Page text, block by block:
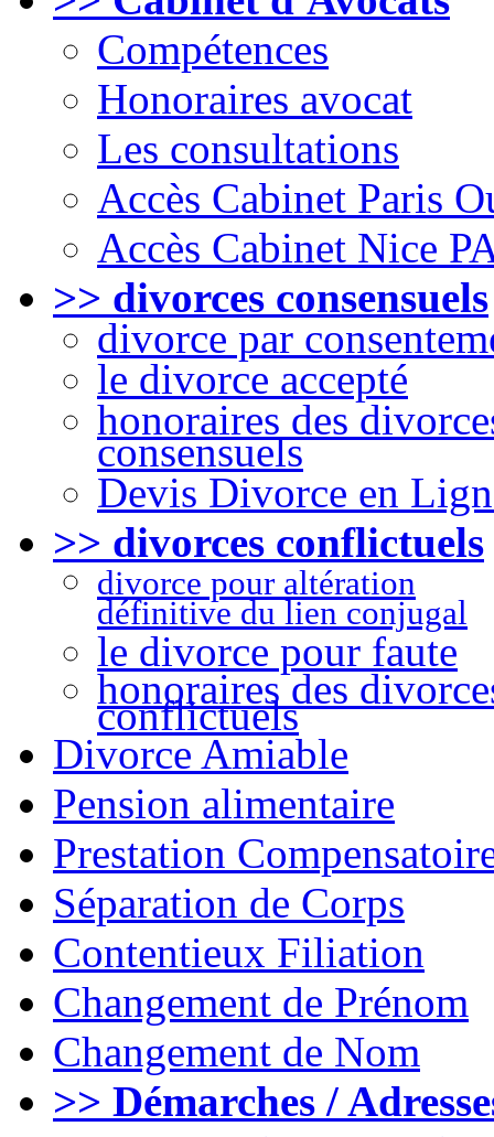
Compétences
Honoraires avocat
Les consultations
Accès Cabinet Paris
Accès Cabinet Nice
>> divorces consensuels
divorce par
le divorce accepté
honoraires des
consensuels
Devis Divorce en
>> divorces conflictuels
divorce pour altération
définitive du lien conjugal
le divorce pour faute
honoraires des
conflictuels
Divorce Amiable
Pension alimentaire
Prestation
Séparation de Corps
Contentieux Filiation
Changement de Prénom
Changement de Nom
>> Démarches /